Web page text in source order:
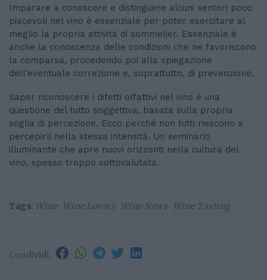
Imparare a conoscere e distinguere alcuni sentori poco
piacevoli nel vino è essenziale per poter esercitare al
meglio la propria attività di sommelier. Essenziale è
anche la conoscenza delle condizioni che ne favoriscono
la comparsa, procedendo poi alla spiegazione
dell’eventuale correzione e, soprattutto, di prevenzione.
Saper riconoscere i difetti olfattivi nel vino è una
questione del tutto soggettiva, basata sulla propria
soglia di percezione. Ecco perché non tutti riescono a
percepirli nella stessa intensità. Un seminario
illuminante che apre nuovi orizzonti nella cultura del
vino, spesso troppo sottovalutata.
Tags: Wine Wine Lovers Wine News Wine Tasting
Condividi: